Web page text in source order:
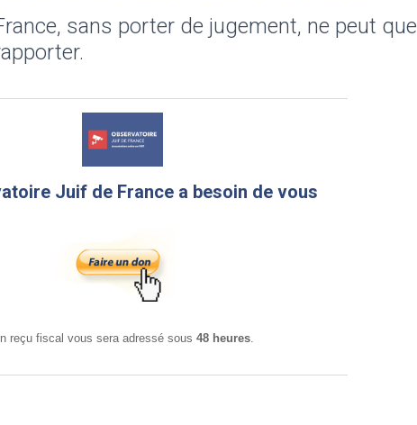
sans porter de jugement, ne peut que
Juif de France a besoin de vous
reçu fiscal vous sera adressé sous 48 heures.